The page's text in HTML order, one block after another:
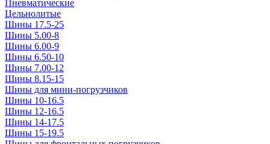
Пневматические
Цельнолитые
Шины 17.5-25
Шины 5.00-8
Шины 6.00-9
Шины 6.50-10
Шины 7.00-12
Шины 8.15-15
Шины для мини-погрузчиков
Шины 10-16.5
Шины 12-16.5
Шины 14-17.5
Шины 15-19.5